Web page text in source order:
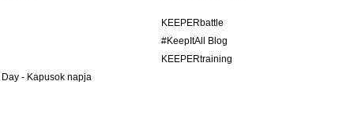
- Kapusok napja
KEEPERbattle
#KeepItAll Blog
KEEPERtraining